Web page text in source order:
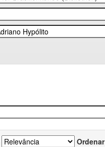
Ordenar